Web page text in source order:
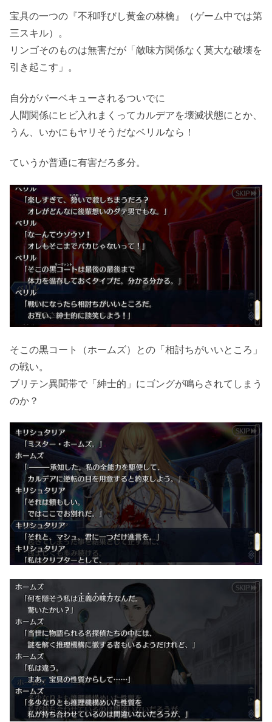
宝具の一つの『不和呼びし黄金の林檎』（ゲーム中では第
三スキル）。
リンゴそのものは無害だが「敵味方関係なく莫大な破壊を
引き起こす」。
自分がバーベキューされるついでに
人間関係にヒビ入れまくってカルデアを壊滅状態にとか、
うん、いかにもヤリそうだなベリルなら！
ていうか普通に有害だろ多分。
そこの黒コート（ホームズ）との「相討ちがいいところ」
の戦い。
ブリテン異聞帯で「紳士的」にゴングが鳴らされてしまう
のか？